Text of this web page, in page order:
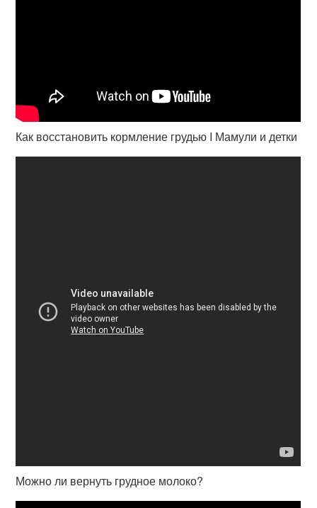
Как восстановить кормление грудью I Мамули и детки
Можно ли вернуть грудное молоко?